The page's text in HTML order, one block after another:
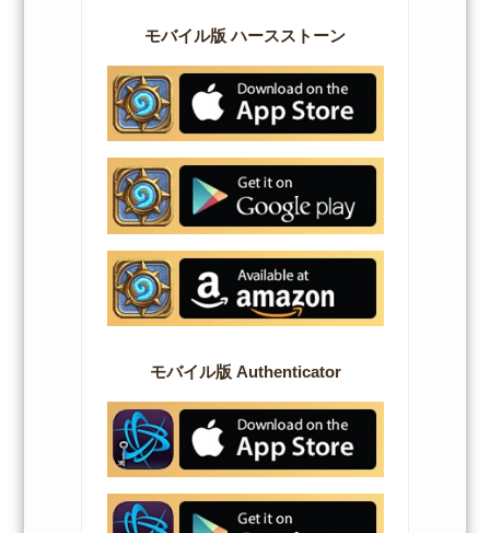
モバイル版 ハースストーン
モバイル版 Authenticator